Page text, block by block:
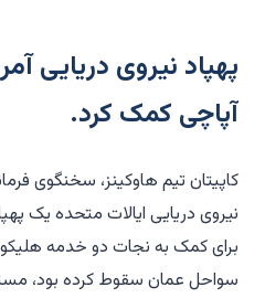
پهپاد نیروی دریایی
آپاچی کمک کرد.
کاپیتان تیم هاوکینز، سخنگوی
نیروی دریایی ایالات متحده یک
برای کمک به نجات دو خدمه
سواحل عمان سقوط کرده بود،